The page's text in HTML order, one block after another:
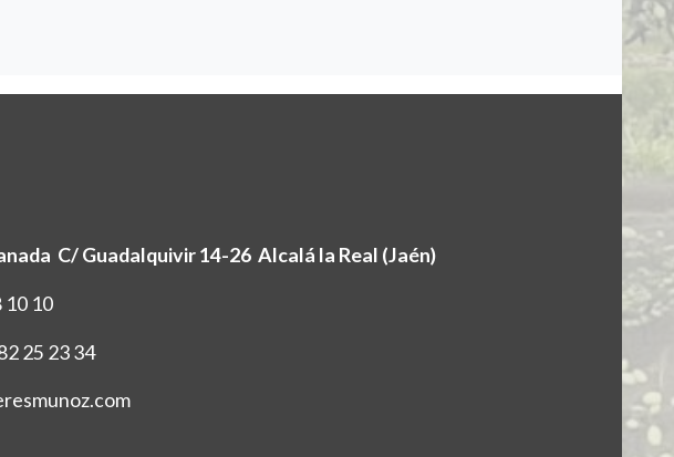
C/ Guadalquivir 14-26 Alcalá la Real (Jaén)
10
25 23 34